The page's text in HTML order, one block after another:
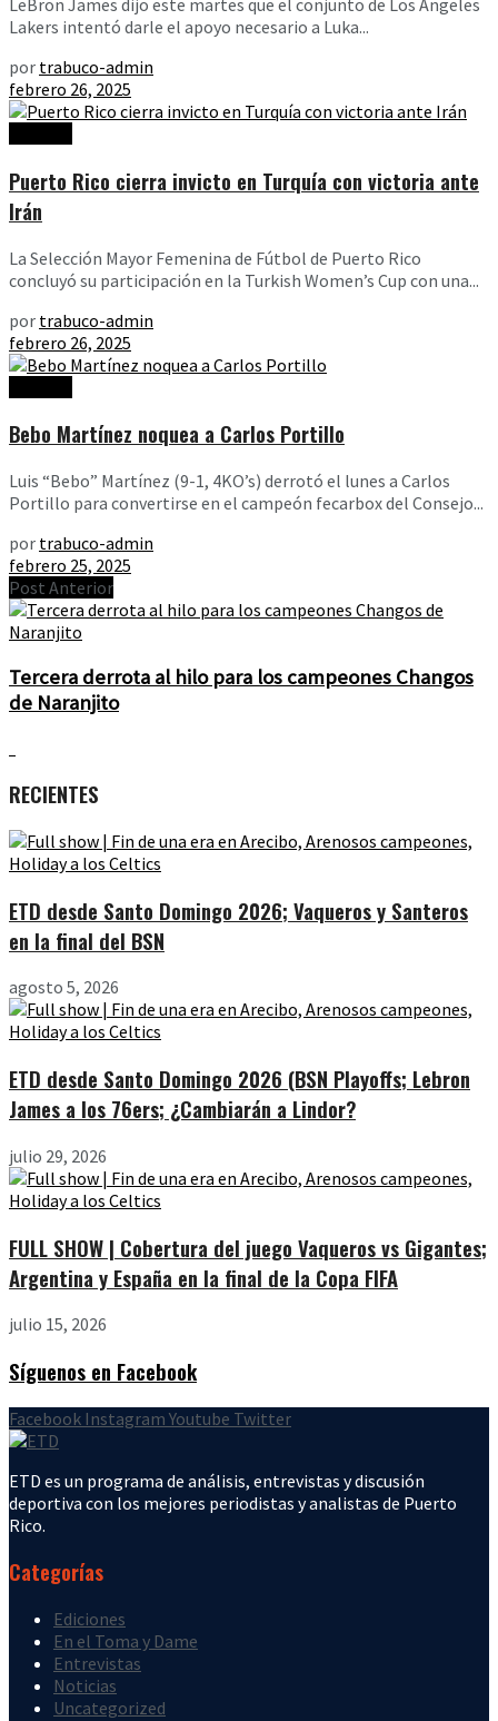
LeBron James dijo este martes que el conjunto de Los Angeles
Lakers intentó darle el apoyo necesario a Luka...
por trabuco-admin
febrero 26, 2025
Puerto Rico cierra invicto en Turquía con victoria ante
Irán
La Selección Mayor Femenina de Fútbol de Puerto Rico
concluyó su participación en la Turkish Women’s Cup con una...
por trabuco-admin
febrero 26, 2025
Bebo Martínez noquea a Carlos Portillo
Luis “Bebo” Martínez (9-1, 4KO’s) derrotó el lunes a Carlos
Portillo para convertirse en el campeón fecarbox del Consejo...
por trabuco-admin
febrero 25, 2025
Post Anterior
Tercera derrota al hilo para los campeones Changos
de Naranjito
RECIENTES
ETD desde Santo Domingo 2026; Vaqueros y Santeros
en la final del BSN
agosto 5, 2026
ETD desde Santo Domingo 2026 (BSN Playoffs; Lebron
James a los 76ers; ¿Cambiarán a Lindor?
julio 29, 2026
FULL SHOW | Cobertura del juego Vaqueros vs Gigantes;
Argentina y España en la final de la Copa FIFA
julio 15, 2026
Síguenos en Facebook
Facebook Instagram Youtube Twitter
ETD es un programa de análisis, entrevistas y discusión
deportiva con los mejores periodistas y analistas de Puerto
Rico.
Categorías
Ediciones
En el Toma y Dame
Entrevistas
Noticias
Uncategorized